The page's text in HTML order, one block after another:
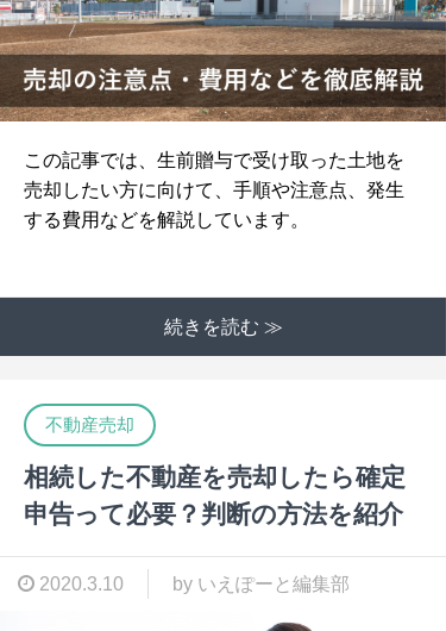
この記事では、生前贈与で受け取った土地を
売却したい方に向けて、手順や注意点、発生
する費用などを解説しています。
続きを読む ≫
不動産売却
相続した不動産を売却したら確定
申告って必要？判断の方法を紹介
2020.3.10 by いえぽーと編集部